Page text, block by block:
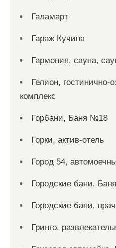
Галамарт
Гараж Кучина
Гармония, сауна,
Гелион, гостинично-
комплекс
Горбани, Баня №18
Горки, актив-отель
Город 54,
Городские бани,
Городские бани,
Гринго,